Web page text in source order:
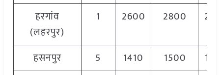
हरगांव
(लहरपुर)
1 2600 2800
हसनपुर 5 1410 1500